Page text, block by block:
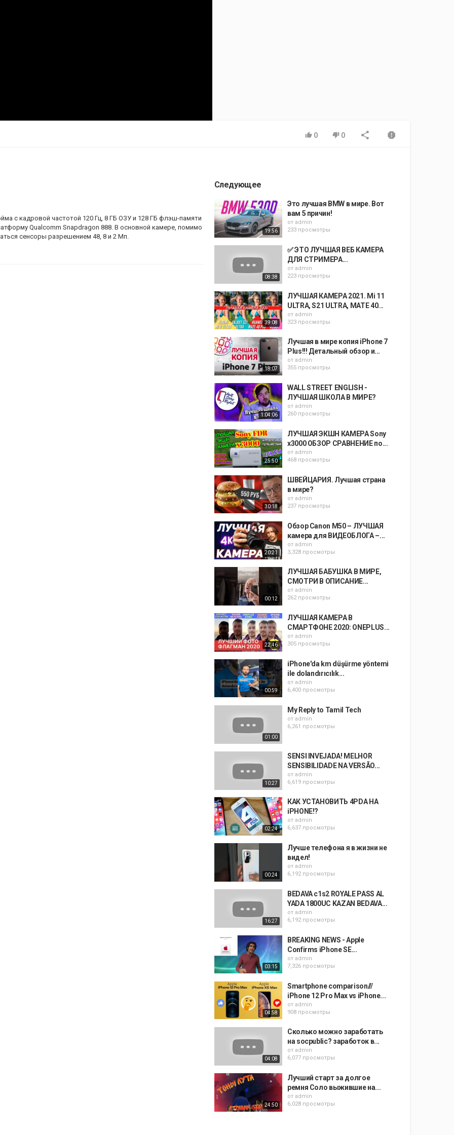
0 0
с кадровой частотой 120 Гц, 8 ГБ ОЗУ и 128 ГБ флэш-памяти
Qualcomm Snapdragon 888. В основной камере, помимо
сенсоры разрешением 48, 8 и 2 Мп.
Следующее
19:56
Это лучшая BMW в мире. Вот
вам 5 причин!
от admin
233 просмотры
08:38
✅ ЭТО ЛУЧШАЯ ВЕБ КАМЕРА
ДЛЯ СТРИМЕРА...
от admin
223 просмотры
39:08
ЛУЧШАЯ КАМЕРА 2021. Mi 11
ULTRA, S21 ULTRA, MATE 40...
от admin
323 просмотры
18:07
Лучшая в мире копия iPhone 7
Plus!!! Детальный обзор и...
от admin
355 просмотры
1:04:06
WALL STREET ENGLISH -
ЛУЧШАЯ ШКОЛА В МИРЕ?
от admin
260 просмотры
25:50
ЛУЧШАЯ ЭКШН КАМЕРА Sony
x3000 ОБЗОР СРАВНЕНИЕ по...
от admin
468 просмотры
30:18
ШВЕЙЦАРИЯ. Лучшая страна
в мире?
от admin
237 просмотры
20:21
Обзор Canon M50 – ЛУЧШАЯ
камера для ВИДЕОБЛОГА –...
от admin
3,328 просмотры
00:12
ЛУЧШАЯ БАБУШКА В МИРЕ,
СМОТРИ В ОПИСАНИЕ...
от admin
262 просмотры
22:46
ЛУЧШАЯ КАМЕРА В
СМАРТФОНЕ 2020: ONEPLUS...
от admin
305 просмотры
00:59
iPhone'da km düşürme yöntemi
ile dolandırıcılık...
от admin
6,400 просмотры
01:00
My Reply to Tamil Tech
от admin
6,261 просмотры
10:27
SENSI INVEJADA! MELHOR
SENSIBILIDADE NA VERSÃO...
от admin
6,619 просмотры
02:24
КАК УСТАНОВИТЬ 4PDA НА
iPHONE!?
от admin
6,637 просмотры
00:24
Лучше телефона я в жизни не
видел!
от admin
6,192 просмотры
16:27
BEDAVA c1s2 ROYALE PASS AL
YADA 1800UC KAZAN BEDAVA...
от admin
6,192 просмотры
03:15
BREAKING NEWS - Apple
Confirms iPhone SE...
от admin
7,326 просмотры
04:58
Smartphone comparison///
iPhone 12 Pro Max vs iPhone...
от admin
908 просмотры
04:08
Сколько можно заработать
на socpublic? заработок в...
от admin
6,077 просмотры
24:50
Лучший старт за долгое
ремня Соло выжившие на...
от admin
6,028 просмотры